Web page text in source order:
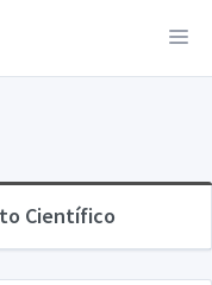
Científico